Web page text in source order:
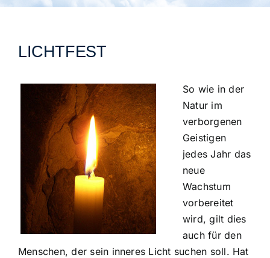
Städtegruppen Schweiz
LICHTFEST
So wie in der
Natur im
verborgenen
Geistigen
jedes Jahr das
neue
Wachstum
vorbereitet
wird, gilt dies
auch für den
Menschen, der sein inneres Licht suchen soll. Hat